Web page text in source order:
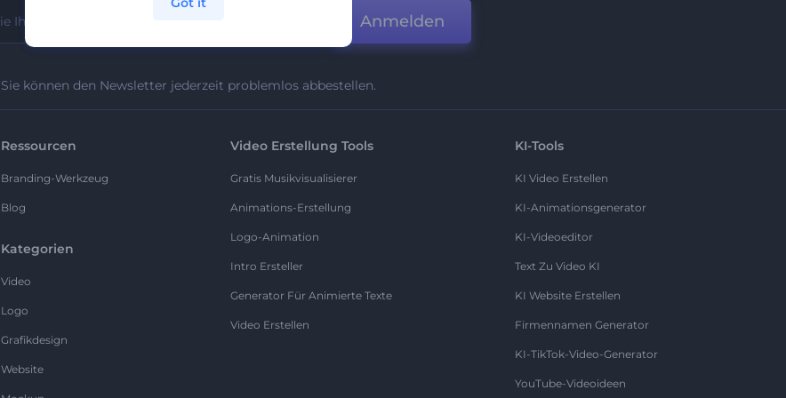
Anmelden
Sie können den Newsletter jederzeit problemlos abbestellen.
Ressourcen
Branding-Werkzeug
Blog
Kategorien
Video
Logo
Grafikdesign
Website
Video Erstellung Tools
Gratis Musikvisualisierer
Animations-Erstellung
Logo-Animation
Intro Ersteller
Generator Für Animierte Texte
Video Erstellen
KI-Tools
KI Video Erstellen
KI-Animationsgenerator
KI-Videoeditor
Text Zu Video KI
KI Website Erstellen
Firmennamen Generator
KI-TikTok-Video-Generator
YouTube-Videoideen